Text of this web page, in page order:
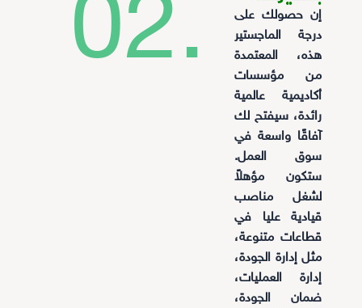
02.
إن حصولك على
درجة الماجستير
هذه، المعتمدة
من مؤسسات
أكاديمية عالمية
رائدة، سيفتح لك
آفاقًا واسعة في
سوق العمل.
ستكون مؤهلاً
لشغل مناصب
قيادية عليا في
قطاعات متنوعة،
مثل إدارة الجودة،
إدارة العمليات،
ضمان الجودة،